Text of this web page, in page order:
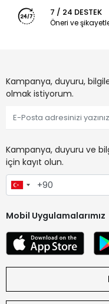
7 / 24 DESTEK
Öneri ve
Kampanya, duyuru,
olmak istiyorum.
Kampanya, duyuru ve
için kayıt olun.
Mobil Uygulamalarımız